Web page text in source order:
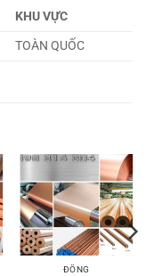
KHU VỰC
TOÀN QUỐC
ĐỒNG